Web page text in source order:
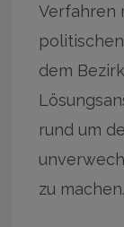
Verfahren
dem
rund um
zu machen.